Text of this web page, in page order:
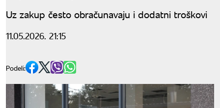
Uz zakup često obračunavaju i dodatni troškovi
11.05.2026. 21:15
Podeli: